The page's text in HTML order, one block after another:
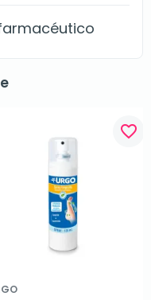
favorite_border